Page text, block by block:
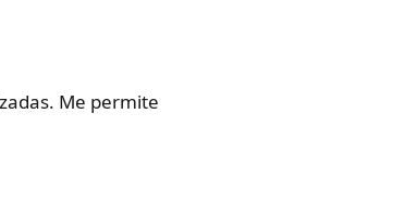
Me permite